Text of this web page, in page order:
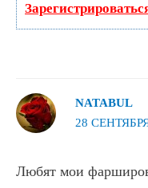
NATABUL
28
Любят мои